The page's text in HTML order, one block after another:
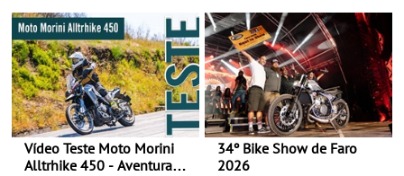
Vídeo Teste Moto Morini
Alltrhike 450 - Aventura
34º Bike Show de Faro
2026